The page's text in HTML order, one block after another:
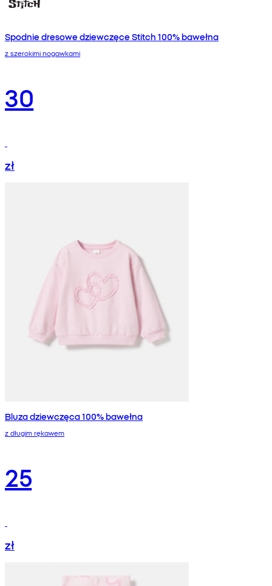
Spodnie dresowe dziewczęce Stitch 100% bawełna
z szerokimi nogawkami
30
zł
Bluza dziewczęca 100% bawełna
z długim rękawem
25
zł